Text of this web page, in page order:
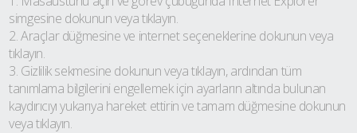
simgesine dokunun veya tıklayın.
2. Araçlar düğmesine ve internet seçeneklerine dokunun veya
tıklayın.
3. Gizlilik sekmesine dokunun veya tıklayın, ardından tüm
tanımlama bilgilerini engellemek için ayarların altında bulunan
kaydırıcıyı yukarıya hareket ettirin ve tamam düğmesine dokunun
veya tıklayın.